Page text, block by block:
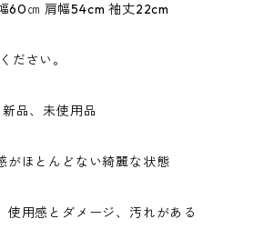
60㎝ 肩幅54cm 袖丈22cm
ださい。
品、未使用品
がほとんどない綺麗な状態
使用感とダメージ、汚れがある